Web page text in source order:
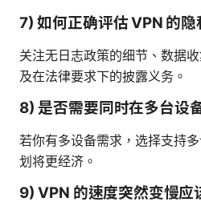
7) 如何正确评估 VPN 的隐
关注无日志政策的细节、数据
及在法律要求下的披露义务。
8) 是否需要同时在多台设
若你有多设备需求，选择支持
划将更经济。
9) VPN 的速度突然变慢应